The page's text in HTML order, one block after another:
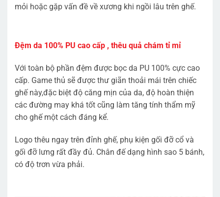
mỏi hoặc gặp vấn đề về xương khi ngồi lâu trên ghế.
Đệm da 100% PU cao cấp , thêu quả chám tỉ mỉ
Với toàn bộ phần đệm được bọc da PU 100% cực cao
cấp. Game thủ sẽ được thư giãn thoải mái trên chiếc
ghế này,đặc biệt độ căng mịn của da, độ hoàn thiện
các đường may khá tốt cũng làm tăng tính thẩm mỹ
cho ghế một cách đáng kể.
Logo thêu ngay trên đỉnh ghế, phụ kiện gối đỡ cổ và
gối đỡ lưng rất đầy đủ. Chân đế dạng hình sao 5 bánh,
có độ trơn vừa phải.